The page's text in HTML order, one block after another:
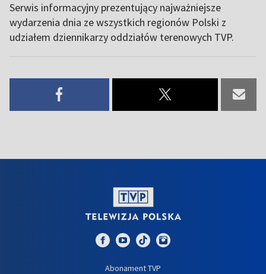
Serwis informacyjny prezentujący najważniejsze
wydarzenia dnia ze wszystkich regionów Polski z
udziałem dziennikarzy oddziałów terenowych TVP.
Abonament TVP